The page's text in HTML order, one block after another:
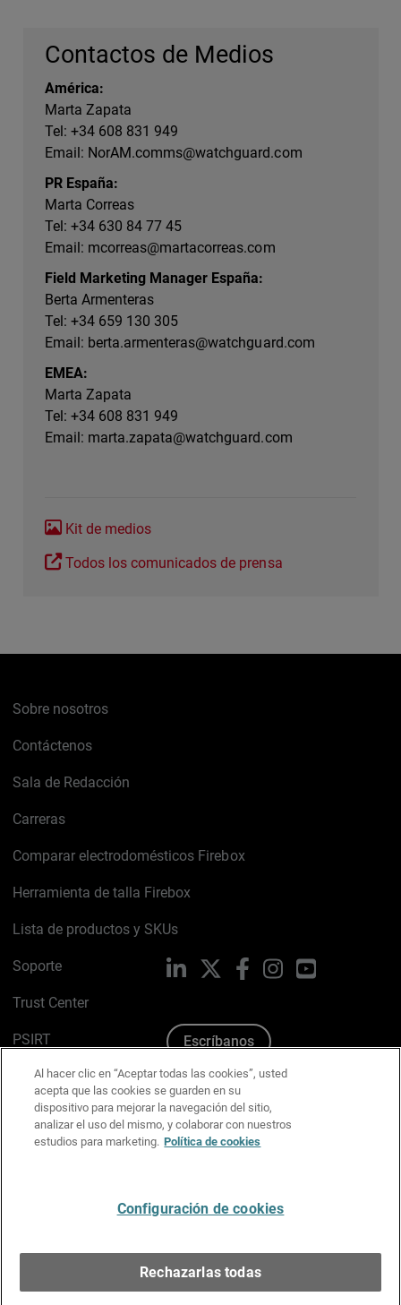
Contactos de Medios
América:
Marta Zapata
Tel: +34 608 831 949
Email: NorAM.comms@watchguard.com
PR España:
Marta Correas
Tel: +34 630 84 77 45
Email: mcorreas@martacorreas.com
Field Marketing Manager España:
Berta Armenteras
Tel: +34 659 130 305
Email: berta.armenteras@watchguard.com
EMEA:
Marta Zapata
Tel: +34 608 831 949
Email: marta.zapata@watchguard.com
Kit de medios
Todos los comunicados de prensa
Sobre nosotros
Contáctenos
Sala de Redacción
Carreras
Comparar electrodomésticos Firebox
Herramienta de talla Firebox
Lista de productos y SKUs
Soporte
Trust Center
PSIRT
Política de cookies
Política de privacidad
Kit de medios y marca
LinkedIn FacebookInstagram
Escríbanos
Al hacer clic en “Aceptar todas las cookies”, usted
acepta que las cookies se guarden en su
dispositivo para mejorar la navegación del sitio,
analizar el uso del mismo, y colaborar con nuestros
estudios para marketing. Política de cookies
Configuración de cookies
Rechazarlas todas